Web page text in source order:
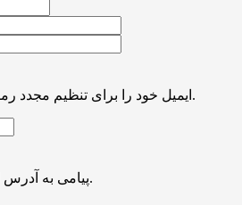
ایمیل خود را برای تنظیم مجدد رمز عبور خود را بررسی کنید.
پیامی به آدرس ایمیل شما ارسال می شود.